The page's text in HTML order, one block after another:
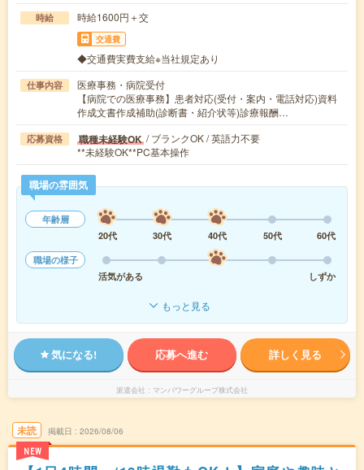
時給 時給1600円＋交
交通費
◆交通費実費支給※当社規定あり
仕事内容
医療事務・病院受付
【病院での医療事務】患者対応(受付・案内・電話対応)資料
作成文書作成補助(診断書・紹介状等)診療報酬…
応募資格 職種未経験OK / ブランクOK / 英語力不要
**未経験OK**PC基本操作
職場の雰囲気
年齢層
20代
30代 40代 50代
60代
職場の様子
活気がある
しずか
もっと見る
気になる! 応募へ進む 詳しく見る
派遣会社 マンパワーグループ株式会社
未読
NEW
掲載日 2026/08/06